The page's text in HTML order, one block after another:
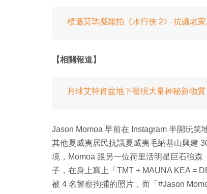
積遜莫瑪擬罷拍《水行俠 2》 抗議老
【相關報道】
月球艾特肯盆地下發現大量神秘新物
Jason Momoa 早前在 Instagram 半開玩
其他夏威夷居民抗議夏威夷毛納基山興建
境，Momoa 跟另一位荷里活明星巨石強
子，在身上寫上「TMT + MAUNA KEA =
被 4 名警察拘捕的照片，而「#Jason